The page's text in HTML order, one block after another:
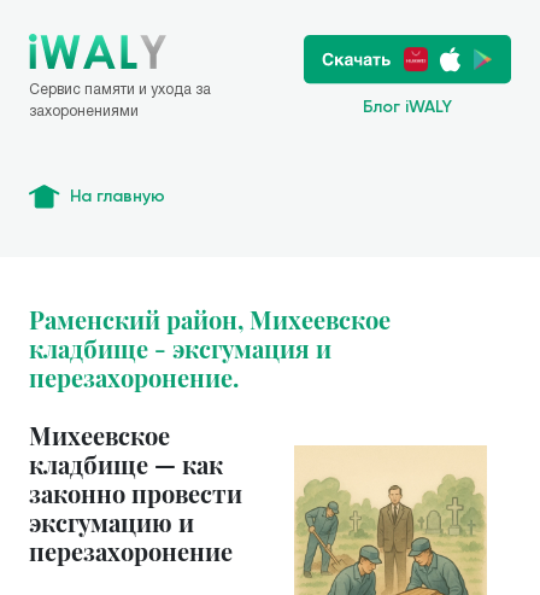
Сервис памяти и ухода за
захоронениями
Блог iWALY
На главную
Раменский район, Михеевское
кладбище - эксгумация и
перезахоронение.
Михеевское
кладбище — как
законно провести
эксгумацию и
перезахоронение